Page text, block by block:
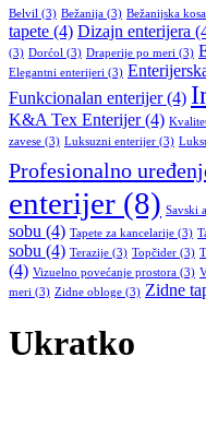
Belvil (3) Bežanija (3) Bežanijska kosa
tapete (4) Dizajn enterijera
(3) Dorćol (3) Draperije po meri (3)
Elegantni enterijeri (3)
Funkcionalan enterijer(4)
K&A Tex Enterijer(4)
zavese (3) Luksuzni enterijer (3)
Profesionalno
enterijer (8) Savski
sobu (4) Tapete za kancelarije (3)
sobu (4) Terazije (3) Topčider (3)
(4) Vizuelno povećanje prostora (3)
meri (3) Zidne obloge (3) Zidne
Ukratko